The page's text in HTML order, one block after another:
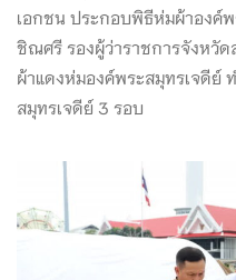
เอกชน ประกอบพิธีห่มผ้าองค์
ชิณศรี รองผู้ว่าราชการจังหวั
ผ้าแดงห่มองค์พระสมุทรเจดีย์
สมุทรเจดีย์ 3 รอบ